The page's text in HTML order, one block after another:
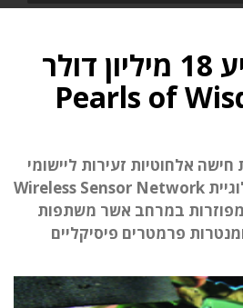
אלביט תשקיע 18 מיליון דולר
אלחוטיות זעירות ליישומי
אבטחה וביטחון בטכנולוגיית Wireless Sensor Network
במרחב אשר משתפות
פרמטרים פיסיקליים